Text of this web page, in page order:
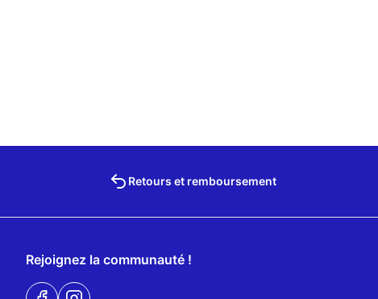
Retours et remboursement
Rejoignez la communauté !